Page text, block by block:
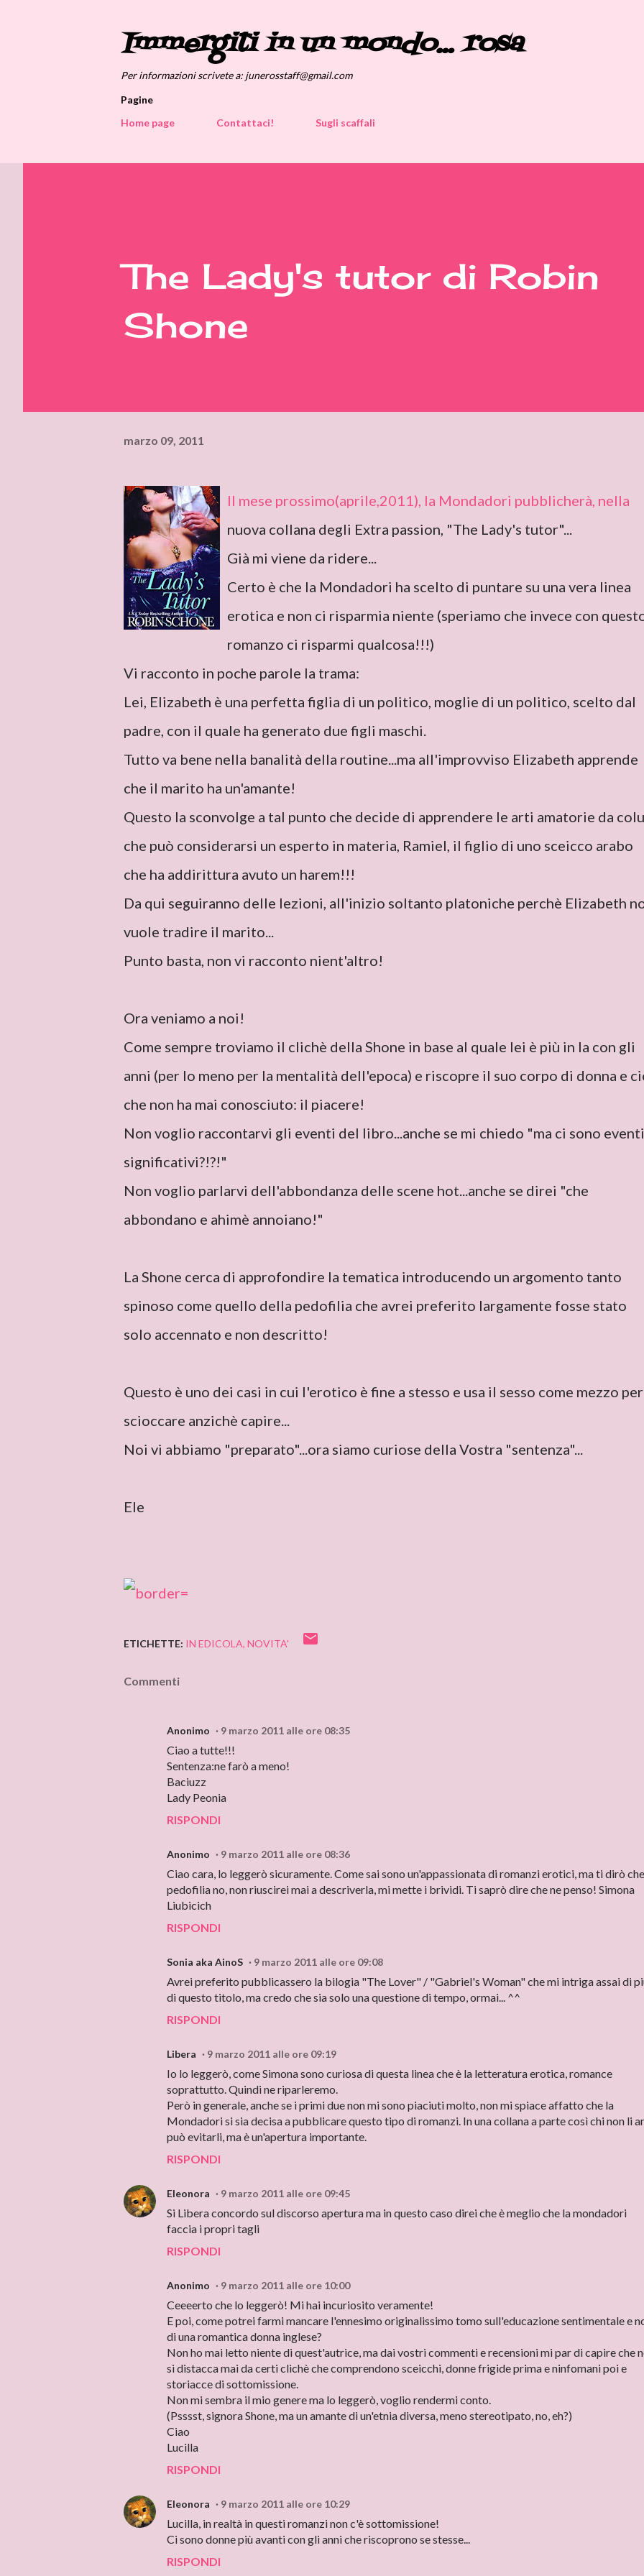
Immergiti in un mondo... rosa
Per informazioni scrivete a: junerosstaff@gmail.com
Pagine
Home page
Contattaci! Sugli scaffali
The Lady's tutor di Robin
Shone
marzo 09, 2011
Il mese prossimo(aprile,2011), la Mondadori pubblicherà, nella
nuova collana degli Extra passion, "The Lady's tutor"...
Già mi viene da ridere...
Certo è che la Mondadori ha scelto di puntare su una vera linea
erotica e non ci risparmia niente (speriamo che invece con
romanzo ci risparmi qualcosa!!!)
Vi racconto in poche parole la trama:
Lei, Elizabeth è una perfetta figlia di un politico, moglie di un politico, scelto dal
padre, con il quale ha generato due figli maschi.
Tutto va bene nella banalità della routine...ma all'improvviso Elizabeth apprende
che il marito ha un'amante!
Questo la sconvolge a tal punto che decide di apprendere le arti amatorie da
che può considerarsi un esperto in materia, Ramiel, il figlio di uno sceicco arabo
che ha addirittura avuto un harem!!!
Da qui seguiranno delle lezioni, all'inizio soltanto platoniche perchè Elizabeth
vuole tradire il marito...
Punto basta, non vi racconto nient'altro!
Ora veniamo a noi!
Come sempre troviamo il clichè della Shone in base al quale lei è più in la con gli
anni (per lo meno per la mentalità dell'epoca) e riscopre il suo corpo di donna e
che non ha mai conosciuto: il piacere!
Non voglio raccontarvi gli eventi del libro...anche se mi chiedo "ma ci sono eventi
significativi?!?!"
Non voglio parlarvi dell'abbondanza delle scene hot...anche se direi "che
abbondano e ahimè annoiano!"
La Shone cerca di approfondire la tematica introducendo un argomento tanto
spinoso come quello della pedofilia che avrei preferito largamente fosse stato
solo accennato e non descritto!
Questo è uno dei casi in cui l'erotico è fine a stesso e usa il sesso come mezzo per
scioccare anzichè capire...
Noi vi abbiamo "preparato"...ora siamo curiose della Vostra "sentenza"...
Ele
ETICHETTE: IN EDICOLA NOVITA'
Commenti
Anonimo 9 marzo 2011 alle ore 08:35
Ciao a tutte!!!
Sentenza:ne farò a meno!
Baciuzz
Lady Peonia
RISPONDI
Anonimo 9 marzo 2011 alle ore 08:36
Ciao cara, lo leggerò sicuramente. Come sai sono un'appassionata di romanzi erotici, ma ti dirò
pedofilia no, non riuscirei mai a descriverla, mi mette i brividi. Ti saprò dire che ne penso! Simona
Liubicich
RISPONDI
Sonia aka AinoS 9 marzo 2011 alle ore 09:08
Avrei preferito pubblicassero la bilogia "The Lover" / "Gabriel's Woman" che mi intriga assai di
di questo titolo, ma credo che sia solo una questione di tempo, ormai... ^^
RISPONDI
Libera 9 marzo 2011 alle ore 09:19
Io lo leggerò, come Simona sono curiosa di questa linea che è la letteratura erotica, romance
soprattutto. Quindi ne riparleremo.
Però in generale, anche se i primi due non mi sono piaciuti molto, non mi spiace affatto che la
Mondadori si sia decisa a pubblicare questo tipo di romanzi. In una collana a parte così chi non li
può evitarli, ma è un'apertura importante.
RISPONDI
Eleonora 9 marzo 2011 alle ore 09:45
Si Libera concordo sul discorso apertura ma in questo caso direi che è meglio che la mondadori
faccia i propri tagli
RISPONDI
Anonimo 9 marzo 2011 alle ore 10:00
Ceeeerto che lo leggerò! Mi hai incuriosito veramente!
E poi, come potrei farmi mancare l'ennesimo originalissimo tomo sull'educazione sentimentale e
di una romantica donna inglese?
Non ho mai letto niente di quest'autrice, ma dai vostri commenti e recensioni mi par di capire che
si distacca mai da certi clichè che comprendono sceicchi, donne frigide prima e ninfomani poi e
storiacce di sottomissione.
Non mi sembra il mio genere ma lo leggerò, voglio rendermi conto.
(Psssst, signora Shone, ma un amante di un'etnia diversa, meno stereotipato, no, eh?)
Ciao
Lucilla
RISPONDI
Eleonora 9 marzo 2011 alle ore 10:29
Lucilla, in realtà in questi romanzi non c'è sottomissione!
Ci sono donne più avanti con gli anni che riscoprono se stesse...
RISPONDI